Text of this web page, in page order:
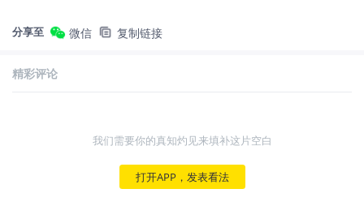
分享至 微信 复制链接
精彩评论
我们需要你的真知灼见来填补这片空白
打开APP，发表看法